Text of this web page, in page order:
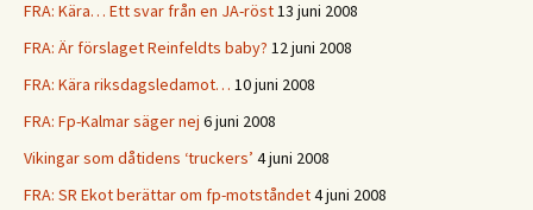
FRA: Kära… Ett svar från en JA-röst13 juni 2008
FRA: Är förslaget Reinfeldts baby? 12 juni 2008
FRA: Kära riksdagsledamot… 10 juni 2008
FRA: Fp-Kalmar säger nej 6 juni 2008
Vikingar som dåtidens ‘truckers’ 4 juni 2008
FRA: SR Ekot berättar om fp-motståndet4 juni 2008